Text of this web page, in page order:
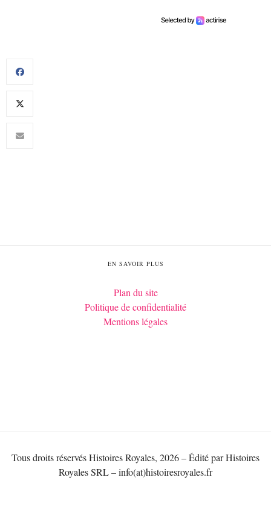
EN SAVOIR PLUS
Plan du site
Politique de confidentialité
Mentions légales
Tous droits réservés Histoires Royales, 2026 – Édité par Histoires
Royales SRL – info(at)histoiresroyales.fr